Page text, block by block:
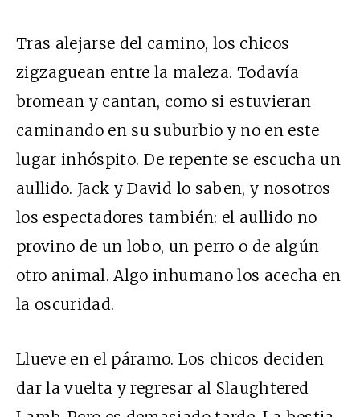
Tras alejarse del camino, los chicos
zigzaguean entre la maleza. Todavía
bromean y cantan, como si estuvieran
caminando en su suburbio y no en este
lugar inhóspito. De repente se escucha un
aullido. Jack y David lo saben, y nosotros
los espectadores también: el aullido no
provino de un lobo, un perro o de algún
otro animal. Algo inhumano los acecha en
la oscuridad.
Llueve en el páramo. Los chicos deciden
dar la vuelta y regresar al Slaughtered